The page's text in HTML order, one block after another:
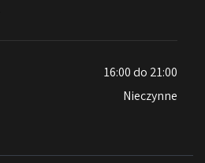
16:00 do 21:00
Nieczynne